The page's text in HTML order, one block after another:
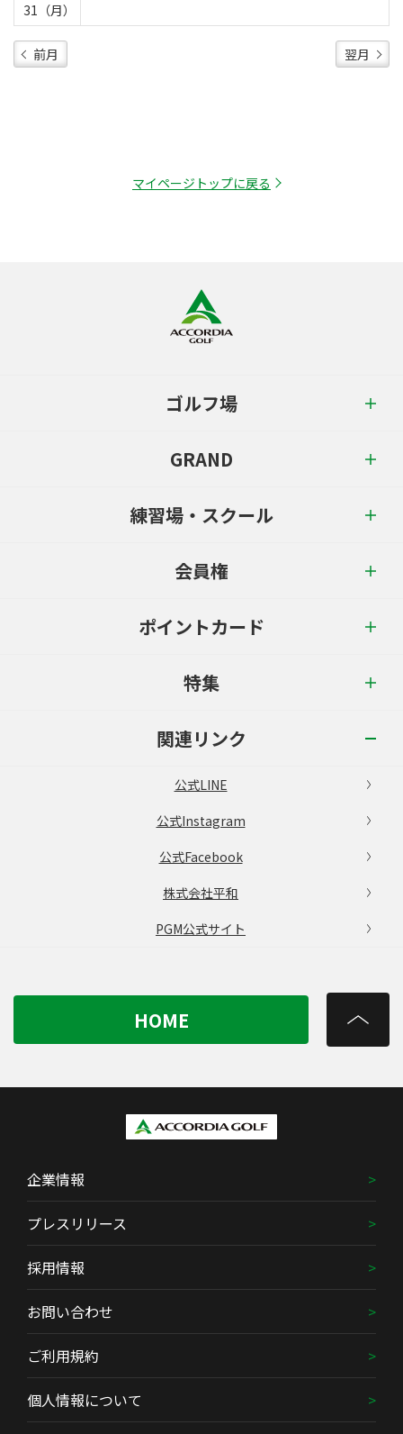
31（月）
前月 翌月
マイページトップに戻る
ゴルフ場
GRAND
練習場・スクール
会員権
ポイントカード
特集
関連リンク
公式LINE
公式Instagram
公式Facebook
株式会社平和
PGM公式サイト
HOME
企業情報
プレスリリース
採用情報
お問い合わせ
ご利用規約
個人情報について